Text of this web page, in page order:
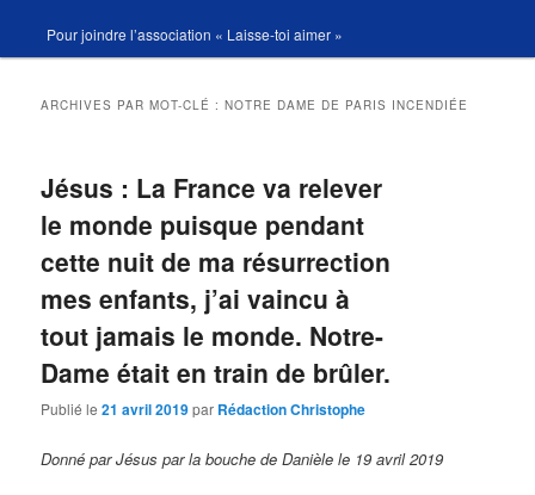
Pour joindre l’association « Laisse-toi aimer »
ARCHIVES PAR MOT-CLÉ :NOTRE DAME DE PARIS INCENDIÉE
Jésus : La France va relever
le monde puisque pendant
cette nuit de ma résurrection
mes enfants, j’ai vaincu à
tout jamais le monde. Notre-
Dame était en train de brûler.
Publié le21 avril 2019par Rédaction Christophe
Donné par Jésus par la bouche de Danièle le 19 avril 2019